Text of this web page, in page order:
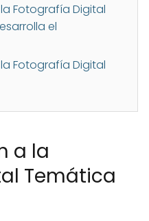
Fotografía Digital
el
Fotografía Digital
a la
Temática